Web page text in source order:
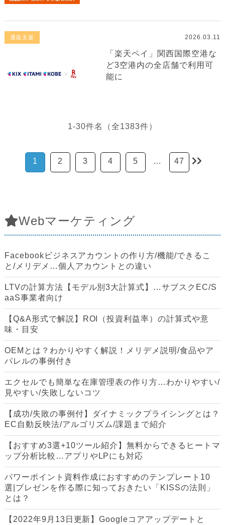
通販支援 2026.03.11
「楽天ペイ」関西国際空港な
ど3空港内の全店舗で利用可
能に
1-30件名（全1383件）
1 2 3 4 5 … 47
Webマーケティング
Facebookビジネスアカウントの作り方/機能/できるこ
と/メリデメ…個人アカウントとの違い
LTVの計算方法【モデル別3大計算式】…サブスクEC/S
aaS事業者向け
【Q&A形式で解説】ROI（投資利益率）の計算式や意
味・目安
OEMとは？わかりやすく解説！メリデメ説明/食品やア
パレルの事例付き
エクセルでも簡単な在庫管理表の作り方…わかりやすい/
見やすい/失敗しないコツ
【成功/失敗の事例付】ダイナミックプライシングとは？
EC自動反映法/アルゴリズム/課題まで紹介
【おすすめ3選+10ツール紹介】無料からできるヒートマ
ップ分析比較…アプリやLPにも対応
パワーポイント資料作成におすすめのテンプレート10
選|プレゼンを作る際に知っておきたい「KISSの法則」
とは？
【2022年9月13日更新】Googleコアアップデートと